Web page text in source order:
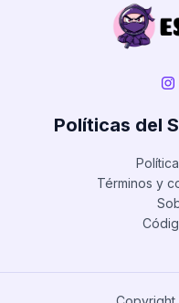
Políticas del
Términos y